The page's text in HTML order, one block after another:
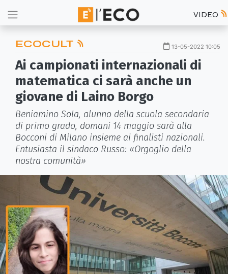
VIDEO
ECOCULT 13-05-2022 10:05
Ai campionati internazionali di
matematica ci sarà anche un
giovane di Laino Borgo
Beniamino Sola, alunno della scuola secondaria
di primo grado, domani 14 maggio sarà alla
Bocconi di Milano insieme ai finalisti nazionali.
Entusiasta il sindaco Russo: «Orgoglio della
nostra comunità»